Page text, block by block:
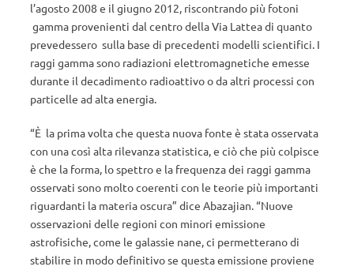
l’agosto 2008 e il giugno 2012, riscontrando più fotoni
gamma provenienti dal centro della Via Lattea di quanto
prevedessero sulla base di precedenti modelli scientifici. I
raggi gamma sono radiazioni elettromagnetiche emesse
durante il decadimento radioattivo o da altri processi con
particelle ad alta energia.
“È la prima volta che questa nuova fonte è stata osservata
con una così alta rilevanza statistica, e ciò che più colpisce
è che la forma, lo spettro e la frequenza dei raggi gamma
osservati sono molto coerenti con le teorie più importanti
riguardanti la materia oscura” dice Abazajian. “Nuove
osservazioni delle regioni con minori emissione
astrofisiche, come le galassie nane, ci permetterano di
stabilire in modo definitivo se questa emissione proviene